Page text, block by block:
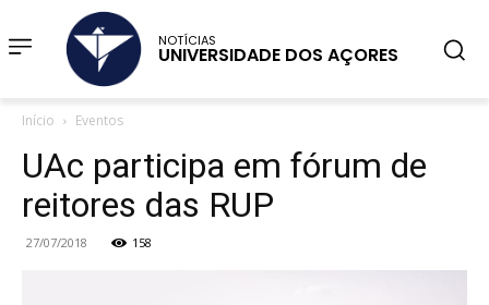
NOTÍCIAS
UNIVERSIDADE DOS AÇORES
Início Eventos
UAc participa em fórum de
reitores das RUP
27/07/2018 158